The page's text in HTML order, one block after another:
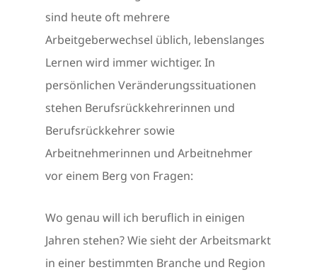
sind heute oft mehrere
Arbeitgeberwechsel üblich, lebenslanges
Lernen wird immer wichtiger. In
persönlichen Veränderungssituationen
stehen Berufsrückkehrerinnen und
Berufsrückkehrer sowie
Arbeitnehmerinnen und Arbeitnehmer
vor einem Berg von Fragen:
Wo genau will ich beruflich in einigen
Jahren stehen? Wie sieht der Arbeitsmarkt
in einer bestimmten Branche und Region